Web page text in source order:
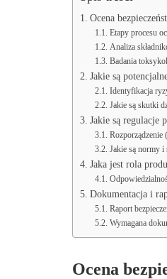
Ocena
Etapy procesu
Analiza
Badania
Jakie są
Identyfikacja
Jakie są skutki
Jakie są regulacje
Jakie są normy
Jaka jest rola
Dokumentacja i
Raport
Wymagana
Ocena